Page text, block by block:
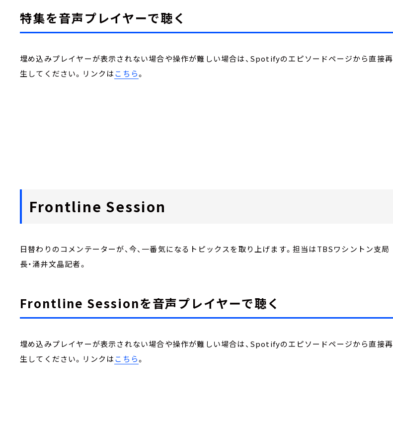
特集を音声プレイヤーで聴く
埋め込みプレイヤーが表示されない場合や操作が難しい場合は、Spotifyのエピソードページから直接再
生してください。リンクはこちら。
Frontline Session
日替わりのコメンテーターが、今、一番気になるトピックスを取り上げます。担当はTBSワシントン支局
長・涌井文晶記者。
Frontline Sessionを音声プレイヤーで聴く
埋め込みプレイヤーが表示されない場合や操作が難しい場合は、Spotifyのエピソードページから直接再
生してください。リンクはこちら。